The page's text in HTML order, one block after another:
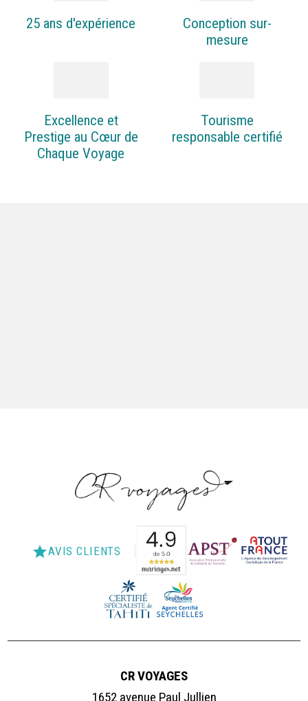
25 ans d'expérience
Conception sur-
mesure
Excellence et
Prestige au Cœur de
Chaque Voyage
Tourisme
responsable certifié
starAVIS CLIENTS
CR VOYAGES
1652 avenue Paul Jullien